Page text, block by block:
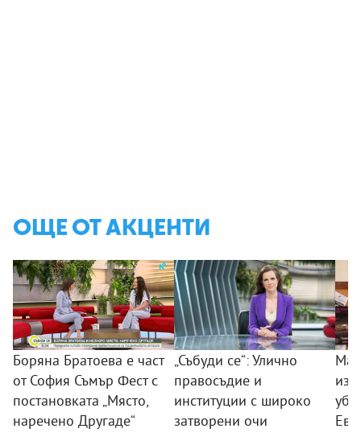
ОЩЕ ОТ АКЦЕНТИ
Боряна Братоева е част
от София Съмър Фест с
постановката „Място,
наречено Другаде“
„Събуди се“: Улично
правосъдие и
институции с широко
затворени очи